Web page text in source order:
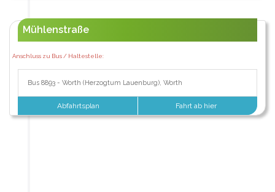
Mühlenstraße
Anschluss zu Bus / Haltestelle:
Bus 8893 - Worth (Herzogtum Lauenburg), Worth
Abfahrtsplan Fahrt ab hier